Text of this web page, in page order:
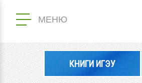
МЕНЮ
КНИГИ ИГЭУ